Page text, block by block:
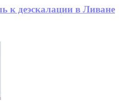
деэскалации в Ливане